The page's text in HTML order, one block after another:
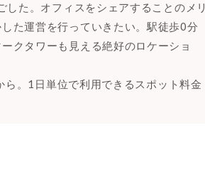
した。オフィスをシェアすることのメリ
た運営を行っていきたい。駅徒歩0分
クタワーも見える絶好のロケーショ
。1日単位で利用できるスポット料金